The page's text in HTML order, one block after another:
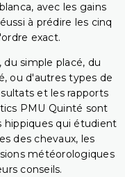
avec les gains
à prédire les cinq
exact.
simple placé, du
ou d'autres types de
et les rapports
PMU Quinté sont
hippiques qui étudient
des chevaux, les
météorologiques
conseils.